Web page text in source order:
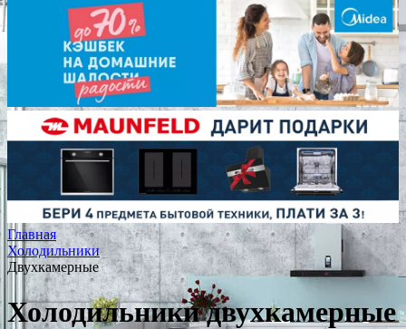
Главная
Холодильники
Двухкамерные
Холодильники двухкамерные